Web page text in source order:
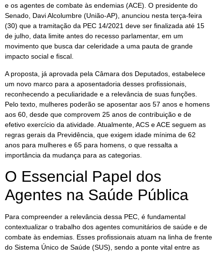
e os agentes de combate às endemias (ACE). O presidente do
Senado, Davi Alcolumbre (União-AP), anunciou nesta terça-feira
(30) que a tramitação da PEC 14/2021 deve ser finalizada até 15
de julho, data limite antes do recesso parlamentar, em um
movimento que busca dar celeridade a uma pauta de grande
impacto social e fiscal.
A proposta, já aprovada pela Câmara dos Deputados, estabelece
um novo marco para a aposentadoria desses profissionais,
reconhecendo a peculiaridade e a relevância de suas funções.
Pelo texto, mulheres poderão se aposentar aos 57 anos e homens
aos 60, desde que comprovem 25 anos de contribuição e de
efetivo exercício da atividade. Atualmente, ACS e ACE seguem as
regras gerais da Previdência, que exigem idade mínima de 62
anos para mulheres e 65 para homens, o que ressalta a
importância da mudança para as categorias.
O Essencial Papel dos
Agentes na Saúde Pública
Para compreender a relevância dessa PEC, é fundamental
contextualizar o trabalho dos agentes comunitários de saúde e de
combate às endemias. Esses profissionais atuam na linha de frente
do Sistema Único de Saúde (SUS), sendo a ponte vital entre as